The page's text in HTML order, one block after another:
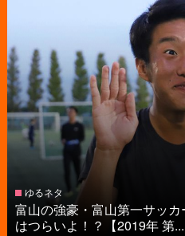
ゆるネタ
富山の強豪・富山第一サッ
はつらいよ！？【2019年 第...